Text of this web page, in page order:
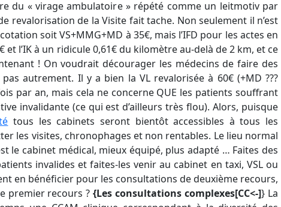
du « virage ambulatoire » répété comme un leitmotiv par
revalorisation de la Visite fait tache. Non seulement il n’est
soit VS+MMG+MD à 35€, mais l’IFD pour les actes en
et l’IK à un ridicule 0,61€ du kilomètre au-delà de 2 km, et ce
! On voudrait décourager les médecins de faire des
autrement. Il y a bien la VL revalorisée à 60€ (+MD ???
par an, mais cela ne concerne QUE les patients souffrant
invalidante (ce qui est d’ailleurs très flou). Alors, puisque
tous les cabinets seront bientôt accessibles à tous les
les visites, chronophages et non rentables. Le lieu normal
le cabinet médical, mieux équipé, plus adapté … Faites des
invalides et faites-les venir au cabinet en taxi, VSL ou
en bénéficier pour les consultations de deuxième recours,
premier recours ?{Les consultations complexes[CC<-]} La